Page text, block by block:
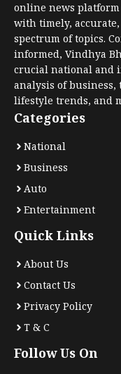
online news
with timely,
spectrum of topics.
informed, Vindhya
crucial national and
analysis of
lifestyle trends, and
Categories
National
Business
Auto
Entertainment
Quick Links
About Us
Contact Us
Privacy Policy
T & C
Follow Us On